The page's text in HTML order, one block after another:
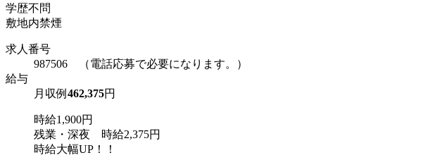
学歴不問
敷地内禁煙
求人番号
987506 （電話応募で必要になります。）
給与
月収例 462,375円
時給1,900円
残業・深夜 時給2,375円
時給大幅UP！！